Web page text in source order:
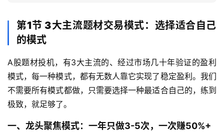
第1节 3大主流题材交易模式：选择适合自己
的模式
A股题材投机，有3大主流的、经过市场几十年验证的盈利
模式，每一种模式，都有无数人靠它实现了稳定盈利。我们
不需要所有模式都做，只需要选择一种最适合自己的，练到
极致，就足够了。
一、龙头聚焦模式：一年只做3-5次，一次赚50%+